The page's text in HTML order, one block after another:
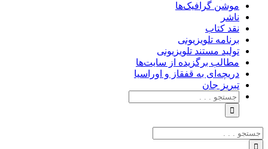
موشن گرافیک‌ها
ناشر
نقد کتاب
برنامه‌ تلویزیونی
تولید مستند تلویزیونی
مطالب برگزیده از سایت‌ها
دریچه‌ای به قفقاز و اوراسیا
تبریزِ جان
جستجو
برای:
جستجو
برای: